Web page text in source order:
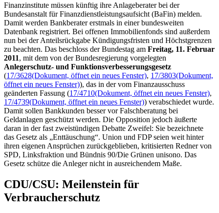
Finanzinstitute müssen künftig ihre Anlageberater bei der
Bundesanstalt für Finanzdienstleistungsaufsicht (BaFin) melden.
Damit werden Bankberater erstmals in einer bundesweiten
Datenbank registriert. Bei offenen Immobilienfonds sind außerdem
nun bei der Anteilsrückgabe Kündigungsfristen und Höchstgrenzen
zu beachten. Das beschloss der Bundestag am Freitag, 11. Februar
2011, mit dem von der Bundesregierung vorgelegten
Anlegerschutz- und Funktionsverbesserungsgesetz
(17/3628(Dokument, öffnet ein neues Fenster), 17/3803(Dokument,
öffnet ein neues Fenster)), das in der vom Finanzausschuss
geänderten Fassung (17/4710(Dokument, öffnet ein neues Fenster),
17/4739(Dokument, öffnet ein neues Fenster)) verabschiedet wurde.
Damit sollen Bankkunden besser vor Falschberatung bei
Geldanlagen geschützt werden. Die Opposition jedoch äußerte
daran in der fast zweistündigen Debatte Zweifel: Sie bezeichnete
das Gesetz als „Enttäuschung“. Union und FDP seien weit hinter
ihren eigenen Ansprüchen zurückgeblieben, kritisierten Redner von
SPD, Linksfraktion und Bündnis 90/Die Grünen unisono. Das
Gesetz schütze die Anleger nicht in ausreichendem Maße.
CDU/CSU: Meilenstein für
Verbraucherschutz